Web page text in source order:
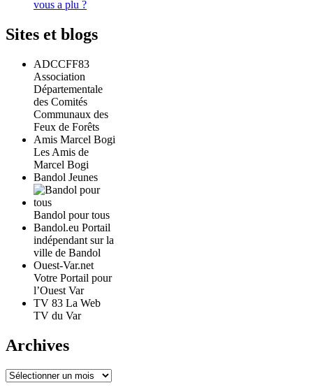
vous a plu ?
Sites et blogs
ADCCFF83
Association
Départementale
des Comités
Communaux des
Feux de Forêts
Amis Marcel Bogi
Les Amis de
Marcel Bogi
Bandol Jeunes
Bandol pour tous
Bandol.eu Portail
indépendant sur la
ville de Bandol
Ouest-Var.net
Votre Portail pour
l’Ouest Var
TV 83 La Web
TV du Var
Archives
Archives